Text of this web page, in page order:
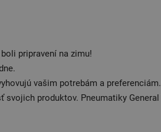
pripravení na zimu!
vašim potrebám a preferenciám.
produktov. Pneumatiky